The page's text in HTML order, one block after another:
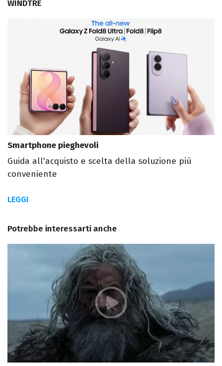
WINDTRE
Smartphone pieghevoli
Guida all'acquisto e scelta della soluzione più
conveniente
LEGGI
Potrebbe interessarti anche